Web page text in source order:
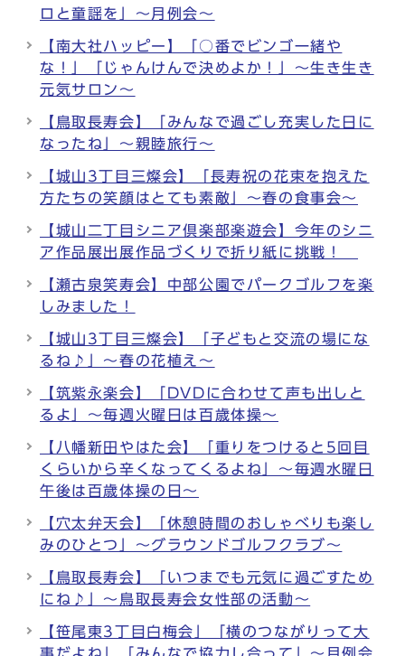
ロと童謡を」～月例会～
【南大社ハッピー】「○番でビンゴ一緒や
な！」「じゃんけんで決めよか！」～生き生き
元気サロン～
【鳥取長寿会】「みんなで過ごし充実した日に
なったね」～親睦旅行～
【城山3丁目三燦会】「長寿祝の花束を抱えた
方たちの笑顔はとても素敵」～春の食事会～
【城山二丁目シニア倶楽部楽遊会】今年のシニ
ア作品展出展作品づくりで折り紙に挑戦！
【瀬古泉笑寿会】中部公園でパークゴルフを楽
しみました！
【城山3丁目三燦会】「子どもと交流の場にな
るね♪」～春の花植え～
【筑紫永楽会】「DVDに合わせて声も出しと
るよ」～毎週火曜日は百歳体操～
【八幡新田やはた会】「重りをつけると5回目
くらいから辛くなってくるよね」～毎週水曜日
午後は百歳体操の日～
【穴太弁天会】「休憩時間のおしゃべりも楽し
みのひとつ」～グラウンドゴルフクラブ～
【鳥取長寿会】「いつまでも元気に過ごすため
にね♪」～鳥取長寿会女性部の活動～
【笹尾東3丁目白梅会」「横のつながりって大
事だよね」「みんなで協力し合って」～月例会